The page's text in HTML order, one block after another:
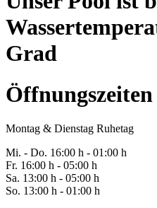
Grad
Öffnungszeiten
Montag & Dienstag Ruhetag
Mi. - Do. 16:00 h - 01:00 h
Fr. 16:00 h - 05:00 h
Sa. 13:00 h - 05:00 h
So. 13:00 h - 01:00 h